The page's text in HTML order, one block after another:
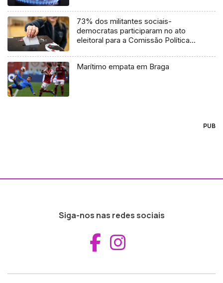
73% dos militantes sociais-
democratas participaram no ato
eleitoral para a Comissão Política
Marítimo empata em Braga
PUB
Siga-nos nas redes sociais
Aceder ao